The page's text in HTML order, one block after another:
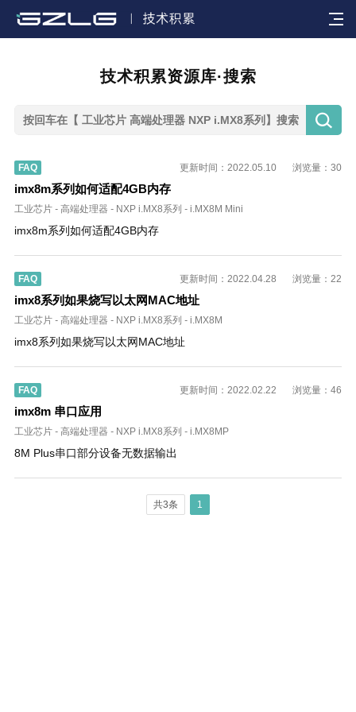

技术积累资源库·搜索

FAQ 浏览量：30
更新时间：2022.05.10
imx8m系列如何适配4GB内存
工业芯片 - 高端处理器 - NXP i.MX8系列 - i.MX8M Mini
imx8m系列如何适配4GB内存
FAQ 浏览量：22
更新时间：2022.04.28
imx8系列如果烧写以太网MAC地址
工业芯片 - 高端处理器 - NXP i.MX8系列 - i.MX8M
imx8系列如果烧写以太网MAC地址
FAQ 浏览量：46
更新时间：2022.02.22
imx8m 串口应用
工业芯片 - 高端处理器 - NXP i.MX8系列 - i.MX8MP
8M Plus串口部分设备无数据输出
共3条 1